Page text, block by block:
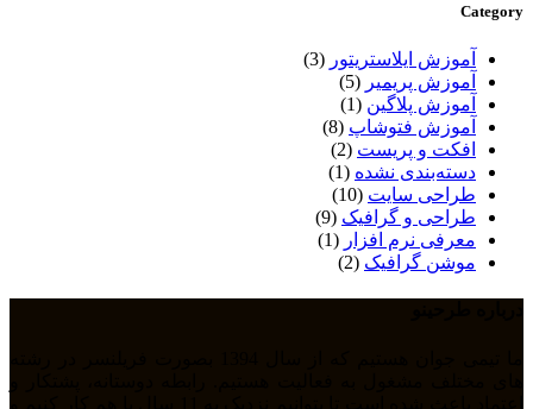
Category
آموزش ایلاستریتور (3)
آموزش پریمیر (5)
آموزش پلاگین (1)
آموزش فتوشاپ (8)
افکت و پریست (2)
دسته‌بندی نشده (1)
طراحی سایت (10)
طراحی و گرافیک (9)
معرفی نرم افزار (1)
موشن گرافیک (2)